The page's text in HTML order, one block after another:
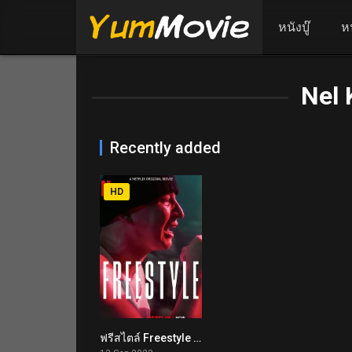
หนังบู๊ ห
Nel
Recently added
4.4
HD
ฟรีสไตล์ Freestyle (2023)